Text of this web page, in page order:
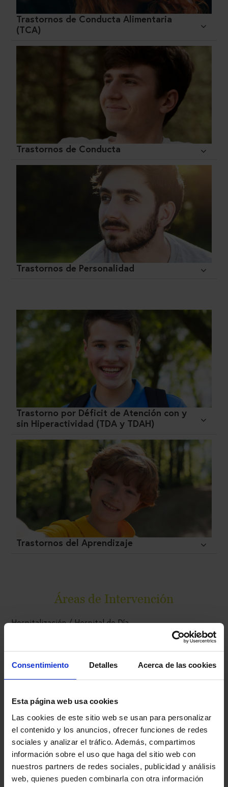
Consentimiento Detalles Acerca de las cookies
Esta página web usa cookies
Las cookies de este sitio web se usan para personalizar
el contenido y los anuncios, ofrecer funciones de redes
sociales y analizar el tráfico. Además, compartimos
información sobre el uso que haga del sitio web con
nuestros partners de redes sociales, publicidad y análisis
web, quienes pueden combinarla con otra información
Trastornos de Conducta Alimentaria
(TCA)
Trastornos de Conducta
Trastornos de Personalidad
Trastorno por Déficit de Atención con y
sin Hiperactividad (TDA y TDAH)
Trastornos del Aprendizaje
Áreas de Intervención
Hospitalización / Hospital de Día
Área Psiquiátrica - Psicológica
+información
Red Asistencial
Ita es una red de recursos asistenciales coordinada
para dar la mejor respuesta terapéutica a la
necesidad que pueda tener cada paciente y su familia
en un momento determinado.